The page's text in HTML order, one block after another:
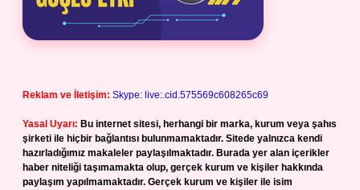
Reklam ve İletişim: Skype: live:.cid.575569c608265c69
Yasal Uyarı: Bu internet sitesi, herhangi bir marka, kurum veya şahıs
şirketi ile hiçbir bağlantısı bulunmamaktadır. Sitede yalnızca kendi
hazırladığımız makaleler paylaşılmaktadır. Burada yer alan içerikler
haber niteliği taşımamakta olup, gerçek kurum ve kişiler hakkında
paylaşım yapılmamaktadır. Gerçek kurum ve kişiler ile isim